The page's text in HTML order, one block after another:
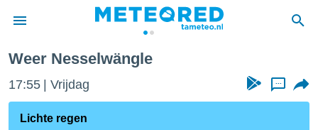
door
Weer Nesselwängle
17:55 Vrijdag ...
Lichte regen